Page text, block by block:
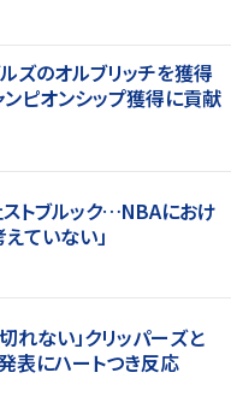
ズのオルブリッチを獲得
ンピオンシップ獲得に貢献
ストブルック…NBAにおけ
ていない」
れない」クリッパーズと
表にハートつき反応